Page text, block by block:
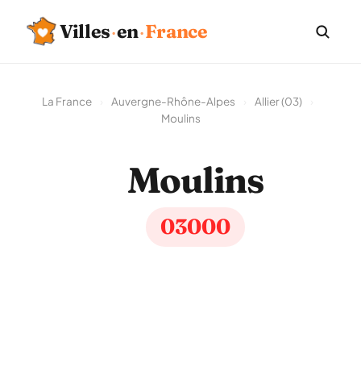
Villes·en·France
La France Auvergne-Rhône-Alpes Allier (03)
Moulins
Moulins
03000